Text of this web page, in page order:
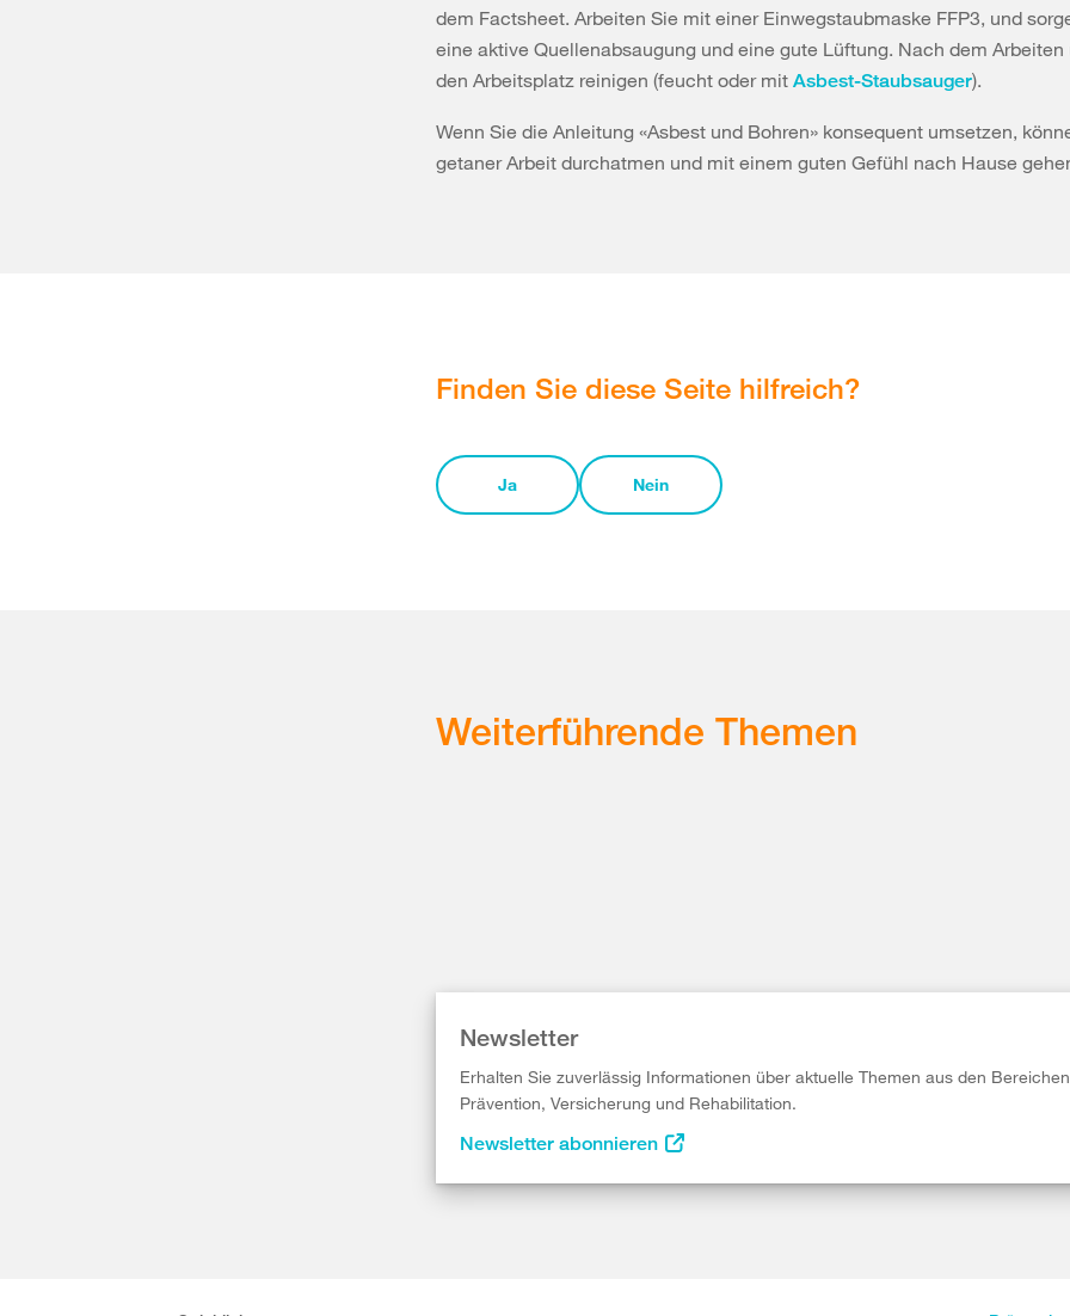
dem Factsheet. Arbeiten Sie mit einer Einwegstaubmaske FFP3, und
eine aktive Quellenabsaugung und eine gute Lüftung. Nach dem
den Arbeitsplatz reinigen (feucht oder mit Asbest-Staubsauger).
Wenn Sie die Anleitung «Asbest und Bohren» konsequent umsetzen,
getaner Arbeit durchatmen und mit einem guten Gefühl nach Hause
Finden Sie diese Seite hilfreich?
Ja Nein
Weiterführende Themen
Newsletter
Erhalten Sie zuverlässig Informationen über aktuelle Themen aus den Bereichen
Prävention, Versicherung und Rehabilitation.
Newsletter abonnieren